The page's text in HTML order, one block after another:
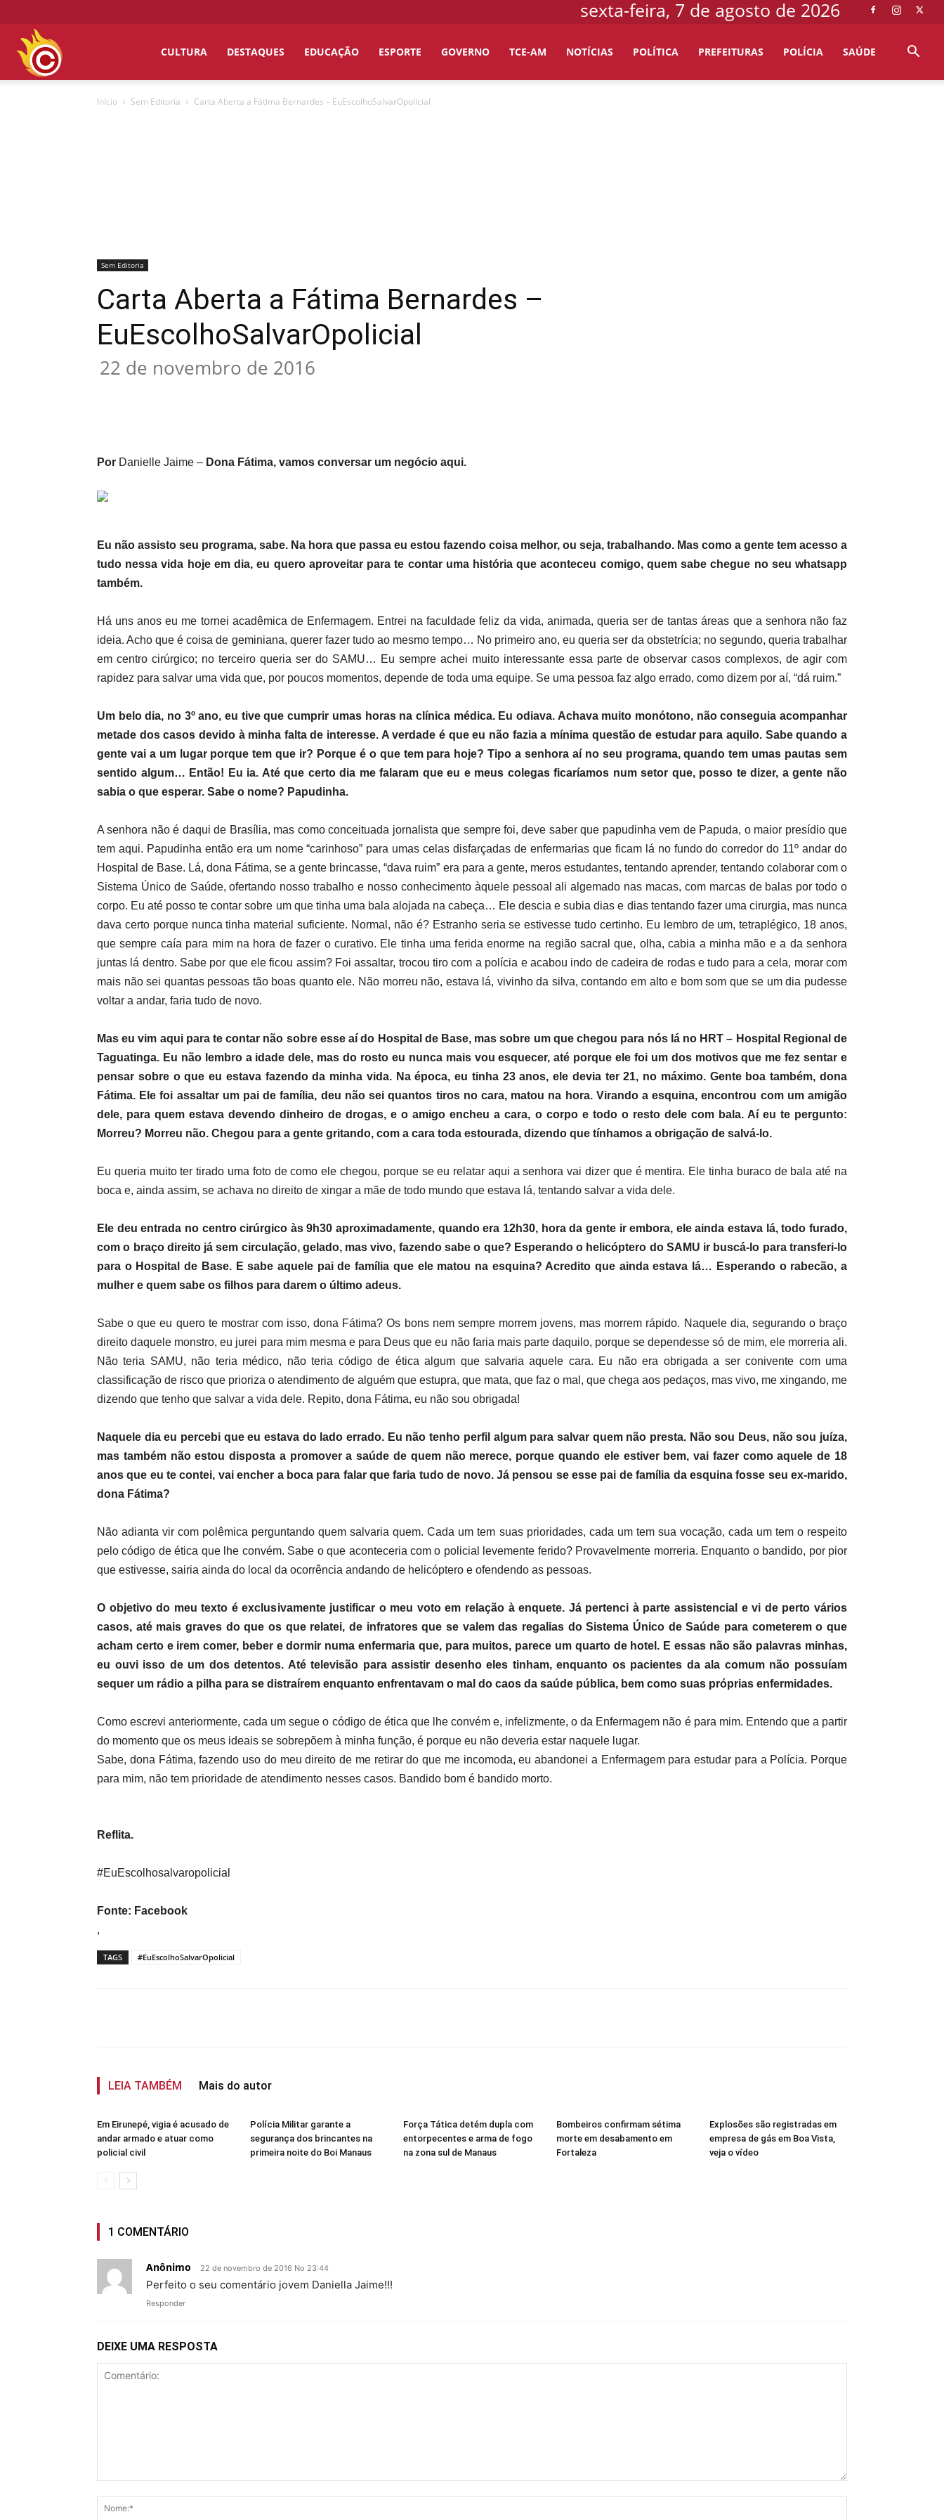
sexta-feira, 7 de agosto de 2026
CULTURA DESTAQUES EDUCAÇÃO ESPORTE GOVERNO TCE-AM NOTÍCIAS POLÍTICA PREFEITURAS POLÍCIA SAÚDE
Início Sem Editoria Carta Aberta a Fátima Bernardes – EuEscolhoSalvarOpolicial
Sem Editoria
Carta Aberta a Fátima Bernardes –
EuEscolhoSalvarOpolicial
22 de novembro de 2016
Por Danielle Jaime – Dona Fátima, vamos conversar um negócio aqui.
Eu não assisto seu programa, sabe. Na hora que passa eu estou fazendo coisa melhor, ou seja, trabalhando. Mas como a gente tem acesso a
tudo nessa vida hoje em dia, eu quero aproveitar para te contar uma história que aconteceu comigo, quem sabe chegue no seu whatsapp
também.
Há uns anos eu me tornei acadêmica de Enfermagem. Entrei na faculdade feliz da vida, animada, queria ser de tantas áreas que a senhora não faz
ideia. Acho que é coisa de geminiana, querer fazer tudo ao mesmo tempo… No primeiro ano, eu queria ser da obstetrícia; no segundo, queria trabalhar
em centro cirúrgico; no terceiro queria ser do SAMU… Eu sempre achei muito interessante essa parte de observar casos complexos, de agir com
rapidez para salvar uma vida que, por poucos momentos, depende de toda uma equipe. Se uma pessoa faz algo errado, como dizem por aí, “dá ruim.”
Um belo dia, no 3º ano, eu tive que cumprir umas horas na clínica médica. Eu odiava. Achava muito monótono, não conseguia acompanhar
metade dos casos devido à minha falta de interesse. A verdade é que eu não fazia a mínima questão de estudar para aquilo. Sabe quando a
gente vai a um lugar porque tem que ir? Porque é o que tem para hoje? Tipo a senhora aí no seu programa, quando tem umas pautas sem
sentido algum… Então! Eu ia. Até que certo dia me falaram que eu e meus colegas ficaríamos num setor que, posso te dizer, a gente não
sabia o que esperar. Sabe o nome? Papudinha.
A senhora não é daqui de Brasília, mas como conceituada jornalista que sempre foi, deve saber que papudinha vem de Papuda, o maior presídio que
tem aqui. Papudinha então era um nome “carinhoso” para umas celas disfarçadas de enfermarias que ficam lá no fundo do corredor do 11º andar do
Hospital de Base. Lá, dona Fátima, se a gente brincasse, “dava ruim” era para a gente, meros estudantes, tentando aprender, tentando colaborar com o
Sistema Único de Saúde, ofertando nosso trabalho e nosso conhecimento àquele pessoal ali algemado nas macas, com marcas de balas por todo o
corpo. Eu até posso te contar sobre um que tinha uma bala alojada na cabeça… Ele descia e subia dias e dias tentando fazer uma cirurgia, mas nunca
dava certo porque nunca tinha material suficiente. Normal, não é? Estranho seria se estivesse tudo certinho. Eu lembro de um, tetraplégico, 18 anos,
que sempre caía para mim na hora de fazer o curativo. Ele tinha uma ferida enorme na região sacral que, olha, cabia a minha mão e a da senhora
juntas lá dentro. Sabe por que ele ficou assim? Foi assaltar, trocou tiro com a polícia e acabou indo de cadeira de rodas e tudo para a cela, morar com
mais não sei quantas pessoas tão boas quanto ele. Não morreu não, estava lá, vivinho da silva, contando em alto e bom som que se um dia pudesse
voltar a andar, faria tudo de novo.
Mas eu vim aqui para te contar não sobre esse aí do Hospital de Base, mas sobre um que chegou para nós lá no HRT – Hospital Regional de
Taguatinga. Eu não lembro a idade dele, mas do rosto eu nunca mais vou esquecer, até porque ele foi um dos motivos que me fez sentar e
pensar sobre o que eu estava fazendo da minha vida. Na época, eu tinha 23 anos, ele devia ter 21, no máximo. Gente boa também, dona
Fátima. Ele foi assaltar um pai de família, deu não sei quantos tiros no cara, matou na hora. Virando a esquina, encontrou com um amigão
dele, para quem estava devendo dinheiro de drogas, e o amigo encheu a cara, o corpo e todo o resto dele com bala. Aí eu te pergunto:
Morreu? Morreu não. Chegou para a gente gritando, com a cara toda estourada, dizendo que tínhamos a obrigação de salvá-lo.
Eu queria muito ter tirado uma foto de como ele chegou, porque se eu relatar aqui a senhora vai dizer que é mentira. Ele tinha buraco de bala até na
boca e, ainda assim, se achava no direito de xingar a mãe de todo mundo que estava lá, tentando salvar a vida dele.
Ele deu entrada no centro cirúrgico às 9h30 aproximadamente, quando era 12h30, hora da gente ir embora, ele ainda estava lá, todo furado,
com o braço direito já sem circulação, gelado, mas vivo, fazendo sabe o que? Esperando o helicóptero do SAMU ir buscá-lo para transferi-lo
para o Hospital de Base. E sabe aquele pai de família que ele matou na esquina? Acredito que ainda estava lá… Esperando o rabecão, a
mulher e quem sabe os filhos para darem o último adeus.
Sabe o que eu quero te mostrar com isso, dona Fátima? Os bons nem sempre morrem jovens, mas morrem rápido. Naquele dia, segurando o braço
direito daquele monstro, eu jurei para mim mesma e para Deus que eu não faria mais parte daquilo, porque se dependesse só de mim, ele morreria ali.
Não teria SAMU, não teria médico, não teria código de ética algum que salvaria aquele cara. Eu não era obrigada a ser conivente com uma
classificação de risco que prioriza o atendimento de alguém que estupra, que mata, que faz o mal, que chega aos pedaços, mas vivo, me xingando, me
dizendo que tenho que salvar a vida dele. Repito, dona Fátima, eu não sou obrigada!
Naquele dia eu percebi que eu estava do lado errado. Eu não tenho perfil algum para salvar quem não presta. Não sou Deus, não sou juíza,
mas também não estou disposta a promover a saúde de quem não merece, porque quando ele estiver bem, vai fazer como aquele de 18
anos que eu te contei, vai encher a boca para falar que faria tudo de novo. Já pensou se esse pai de família da esquina fosse seu ex-marido,
dona Fátima?
Não adianta vir com polêmica perguntando quem salvaria quem. Cada um tem suas prioridades, cada um tem sua vocação, cada um tem o respeito
pelo código de ética que lhe convém. Sabe o que aconteceria com o policial levemente ferido? Provavelmente morreria. Enquanto o bandido, por pior
que estivesse, sairia ainda do local da ocorrência andando de helicóptero e ofendendo as pessoas.
O objetivo do meu texto é exclusivamente justificar o meu voto em relação à enquete. Já pertenci à parte assistencial e vi de perto vários
casos, até mais graves do que os que relatei, de infratores que se valem das regalias do Sistema Único de Saúde para cometerem o que
acham certo e irem comer, beber e dormir numa enfermaria que, para muitos, parece um quarto de hotel. E essas não são palavras minhas,
eu ouvi isso de um dos detentos. Até televisão para assistir desenho eles tinham, enquanto os pacientes da ala comum não possuíam
sequer um rádio a pilha para se distraírem enquanto enfrentavam o mal do caos da saúde pública, bem como suas próprias enfermidades.
Como escrevi anteriormente, cada um segue o código de ética que lhe convém e, infelizmente, o da Enfermagem não é para mim. Entendo que a partir
do momento que os meus ideais se sobrepõem à minha função, é porque eu não deveria estar naquele lugar.
Sabe, dona Fátima, fazendo uso do meu direito de me retirar do que me incomoda, eu abandonei a Enfermagem para estudar para a Polícia. Porque
para mim, não tem prioridade de atendimento nesses casos. Bandido bom é bandido morto.
Reflita.
#EuEscolhosalvaropolicial
Fonte: Facebook
,
TAGS #EuEscolhoSalvarOpolicial
LEIA TAMBÉM Mais do autor
Em Eirunepé, vigia é acusado de
andar armado e atuar como
policial civil
Polícia Militar garante a
segurança dos brincantes na
primeira noite do Boi Manaus
Força Tática detém dupla com
entorpecentes e arma de fogo
na zona sul de Manaus
Bombeiros confirmam sétima
morte em desabamento em
Fortaleza
Explosões são registradas em
empresa de gás em Boa Vista,
veja o vídeo
1 COMENTÁRIO
Anônimo 22 de novembro de 2016 No 23:44
Perfeito o seu comentário jovem Daniella Jaime!!!
Responder
DEIXE UMA RESPOSTA